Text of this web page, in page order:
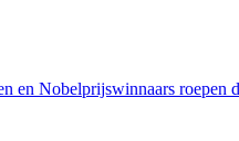
en Nobelprijswinnaars roepen